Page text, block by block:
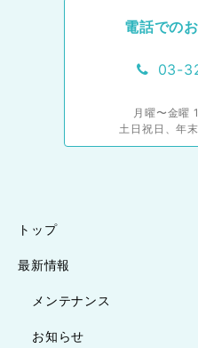
トップ
最新情報
メンテナンス
お知らせ
電話での
03-
月曜〜金
土日祝日、年